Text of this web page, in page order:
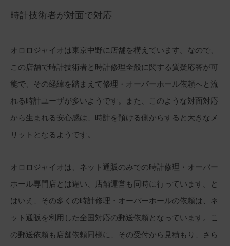
時計技術者が対面で対応
オロロジャイオは東京中野に店舗を構えています。なので、
この店舗で時計技術者と時計修理全般に関する質疑応答が可
能で、その経緯を踏まえて修理・オーバーホール依頼へと流
れる時計ユーザが多いようです。また、このような対面対応
から生まれる安心感は、時計を預ける側からすると大きなメ
リットとなるようです。
オロロジャイオは、ネット通販のみでの時計修理・オーバー
ホール専門店とは違い、店舗運営も同時に行っています。と
はいえ、その多くの時計修理・オーバーホールの依頼は、ネ
ット通販を利用した全国対応の郵送依頼となっています。こ
の郵送依頼も店舗依頼同様に、その受付から見積もり、さら